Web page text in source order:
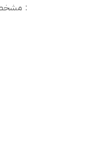
مشخصات دریافت شبکه ایران فردا در ماهواره ترکمنعالم :